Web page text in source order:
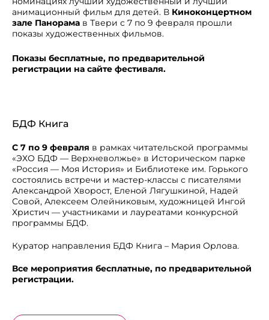
анимационный фильм для детей. В Киноконцертном
зале Панорама в Твери с 7 по 9 февраля прошли
показы художественных фильмов.
Показы бесплатные, по предварительной
регистрации на сайте фестиваля.
БДФ Книга
С 7 по 9 февраля в рамках читательской программы
«ЭХО БДФ — Верхневолжье» в Историческом парке
«Россия — Моя История» и Библиотеке им. Горького
состоялись встречи и мастер-классы с писателями
Александрой Хворост, Еленой Лягушкиной, Надей
Совой, Алексеем Олейниковым, художницей Ингой
Христич — участниками и лауреатами конкурсной
программы БДФ.
Куратор направления БДФ Книга – Мария Орлова.
Все мероприятия бесплатные, по предварительной
регистрации.